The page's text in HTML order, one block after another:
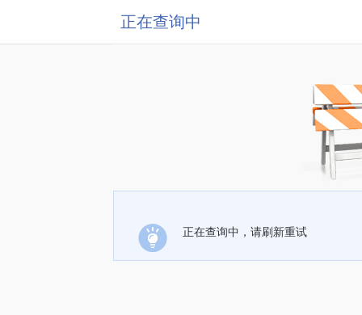
正在查询中
正在查询中，请刷新重试